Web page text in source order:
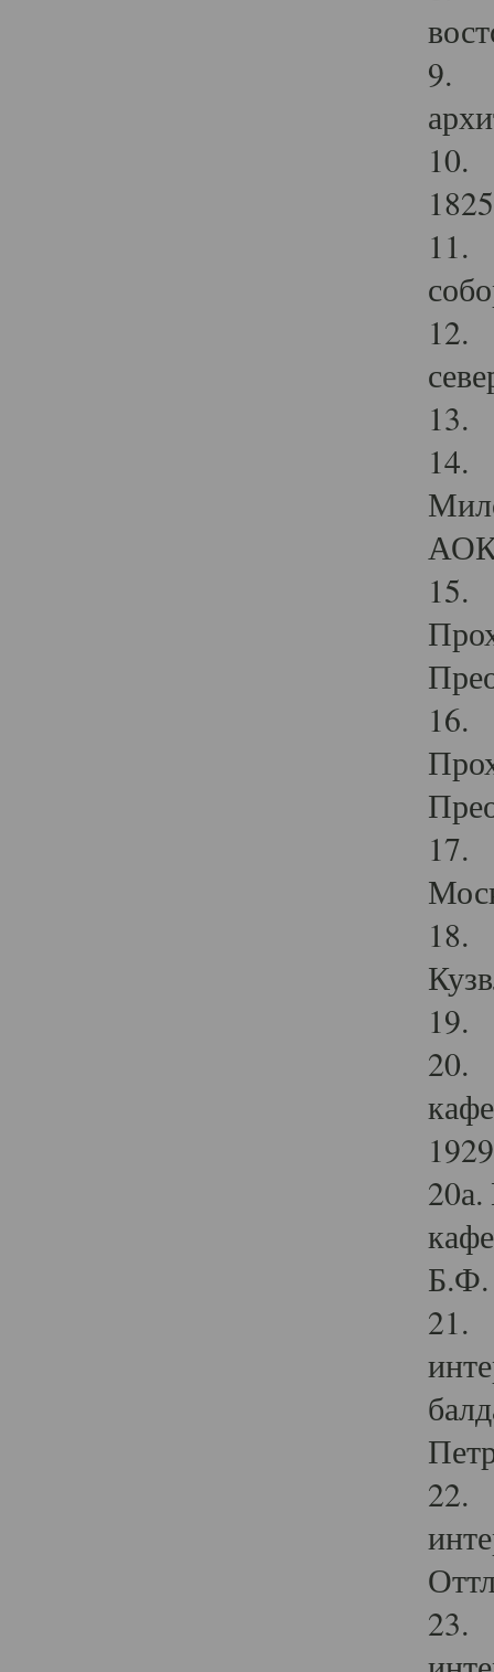
9.
10.
11.
12.
13.
14.
15.
16.
17.
18.
19.
20.
Б.Ф.
21.
22.
23.